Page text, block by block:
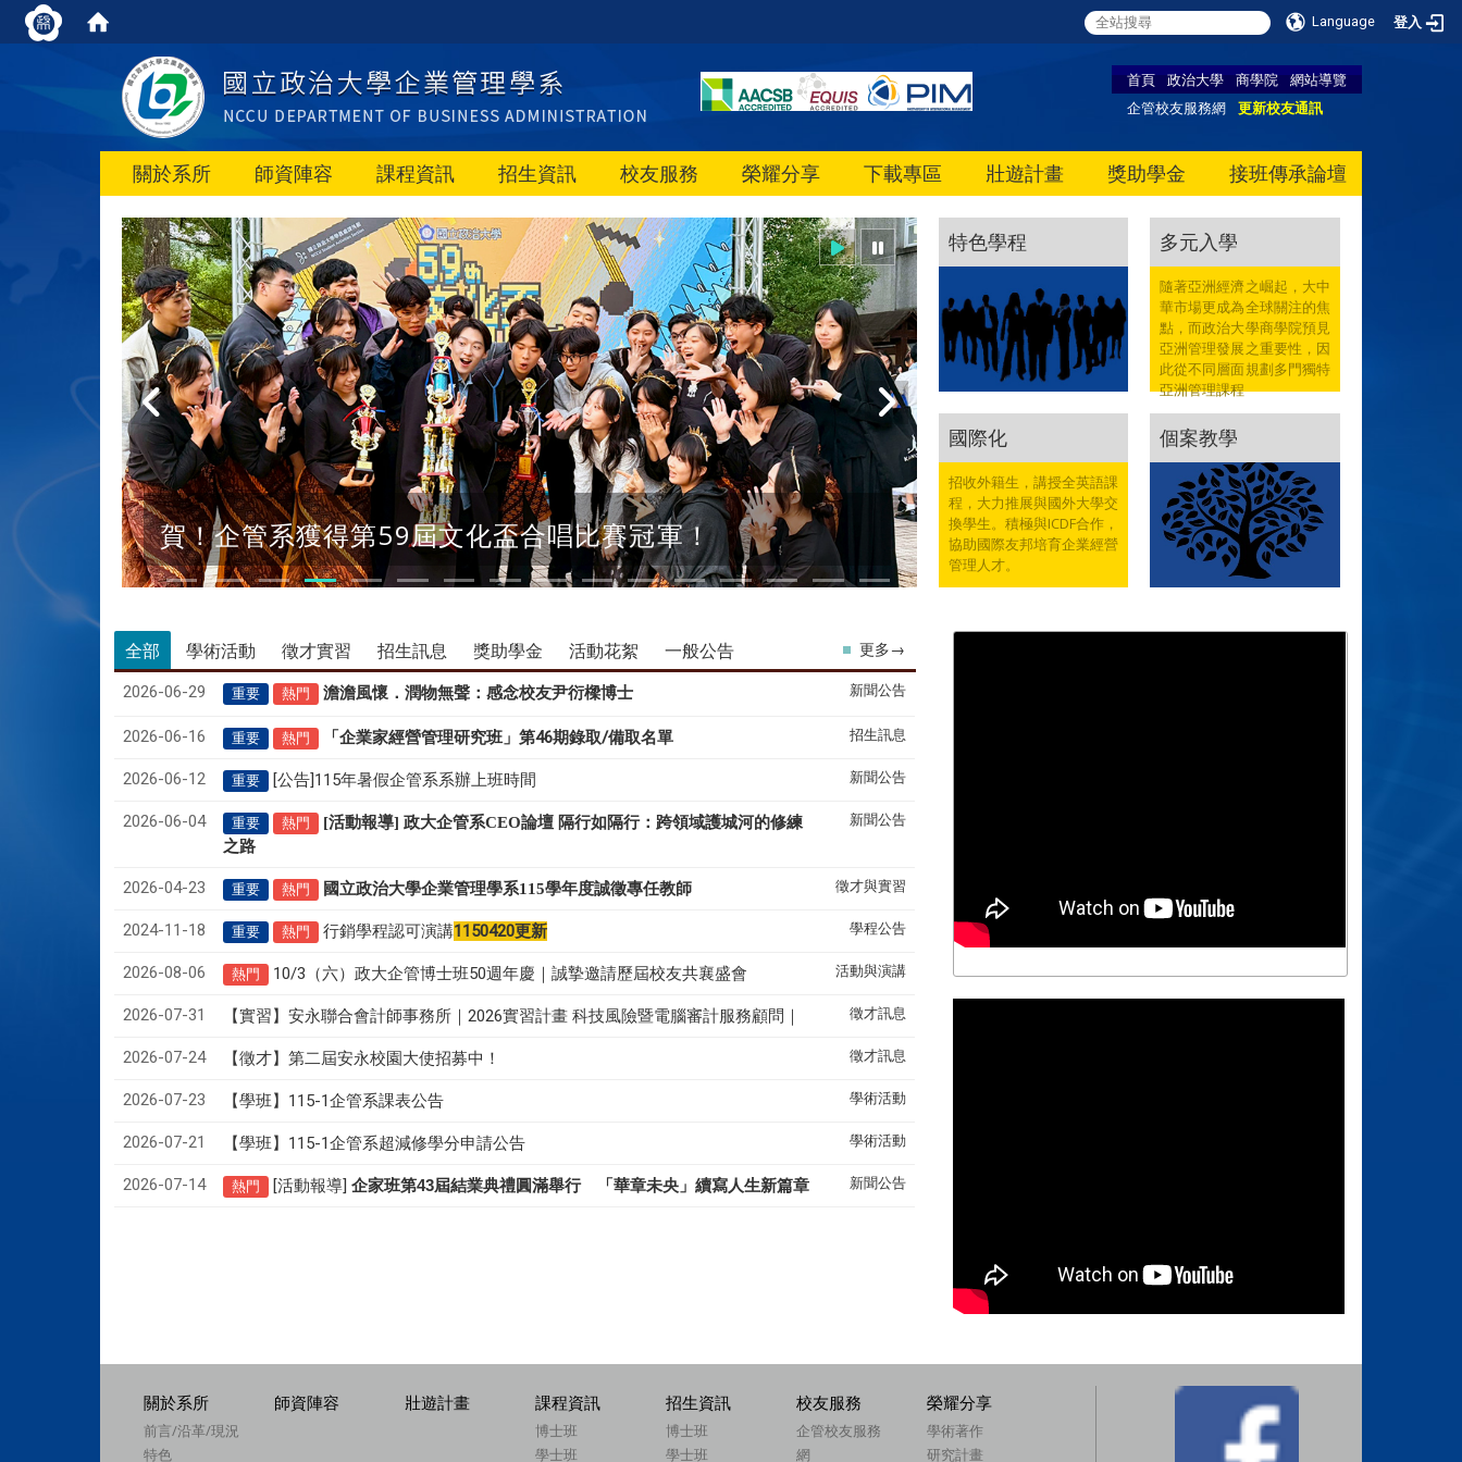
Language 登入
首頁 政治大學 商學院
網站導覽
企管校友服務網
更新校友通訊
關於系所 師資陣容 課程資訊 招生資訊 校友服務 榮耀分享 下載專區 壯遊計畫 獎助學金 接班傳承論壇
賀！企管系獲得第59屆文化盃合唱比賽冠軍！
特色學程 多元入學
隨著亞洲經濟之崛起，大中
華市場更成為全球關注的焦
點，而政治大學商學院預見
亞洲管理發展之重要性，因
此從不同層面規劃多門獨特
亞洲管理課程
國際化
招收外籍生，講授全英語課
程，大力推展與國外大學交
換學生。積極與ICDF合作，
協助國際友邦培育企業經營
管理人才。
個案教學
全部 學術活動 徵才實習 招生訊息 獎助學金 活動花絮 一般公告
2026-06-29 重要 熱門 澹澹風懷．潤物無聲： 感念校友尹衍樑博士 新聞公告
2026-06-16 重要 熱門 「企業家經營管理研究班」第46期錄取/備取名單 招生訊息
2026-06-12 重要 [公告]115年暑假企管系系辦上班時間 新聞公告
2026-06-04 重要 熱門
[活動報導] 政大企管系CEO論壇 隔行如隔行：跨領域護城河的修練
之路
新聞公告
2026-04-23 重要 熱門 國立政治大學企業管理學系115學年度誠徵專任教師 徵才與實習
2024-11-18 重要 熱門 行銷學程認可演講1150420更新 學程公告
2026-08-06 熱門 10/3（六）政大企管博士班50週年慶｜誠摯邀請歷屆校友共襄盛會 活動與演講
2026-07-31 【實習】安永聯合會計師事務所｜2026實習計畫 科技風險暨電腦審計服務顧問｜ 徵才訊息
2026-07-24 【徵才】第二屆安永校園大使招募中！ 徵才訊息
2026-07-23 【學班】115-1企管系課表公告 學術活動
2026-07-21 【學班】115-1企管系超減修學分申請公告 學術活動
2026-07-14 熱門 [活動報導]企家班第43屆結業典禮圓滿舉行 「華章未央」續寫人生新篇章 新聞公告
更多→
關於系所
前言/沿革/現況
特色
師資陣容 壯遊計畫 課程資訊
博士班
學士班
招生資訊
博士班
學士班
校友服務
企管校友服務
網
榮耀分享
學術著作
研究計畫